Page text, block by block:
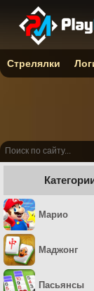
Марио
Маджонг
Пасьянсы
Стрелялки